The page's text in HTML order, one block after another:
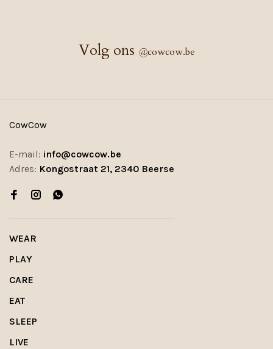
Volg ons @cowcow.be
CowCow
E-mail: info@cowcow.be
Adres: Kongostraat 21, 2340 Beerse
WEAR
PLAY
CARE
EAT
SLEEP
LIVE